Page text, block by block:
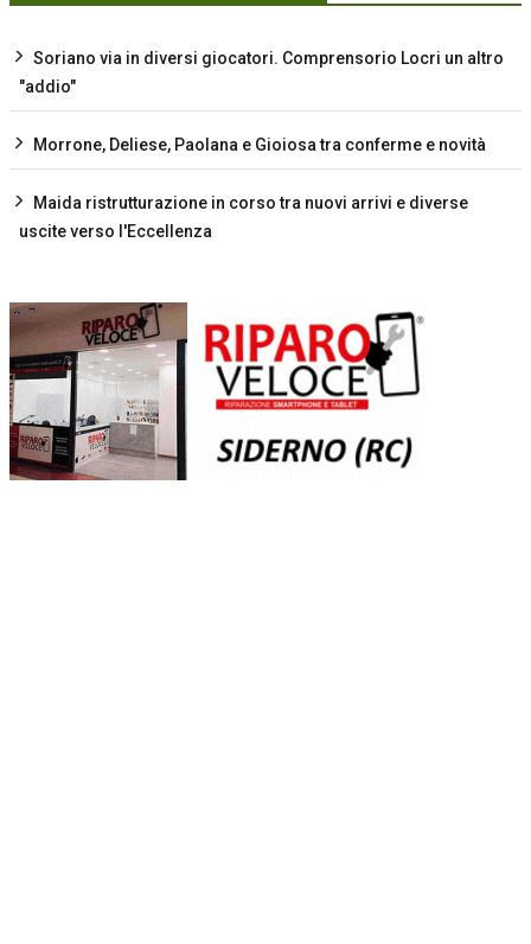
Soriano via in diversi giocatori. Comprensorio Locri un altro
"addio"
Morrone, Deliese, Paolana e Gioiosa tra conferme e novità
Maida ristrutturazione in corso tra nuovi arrivi e diverse
uscite verso l'Eccellenza